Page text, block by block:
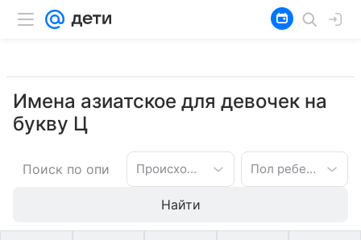
Имена азиатское для девочек на
букву Ц
Происхождение имени Пол ребенка
Найти